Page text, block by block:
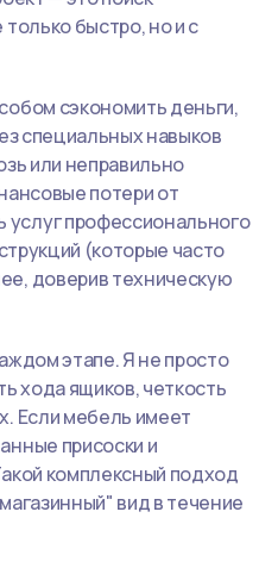
быстро, но и с
сэкономить деньги,
специальных навыков
или неправильно
потери от
профессионального
(которые часто
доверив техническую
этапе. Я не просто
хода ящиков, четкость
Если мебель имеет
присоски и
комплексный подход
вид в течение